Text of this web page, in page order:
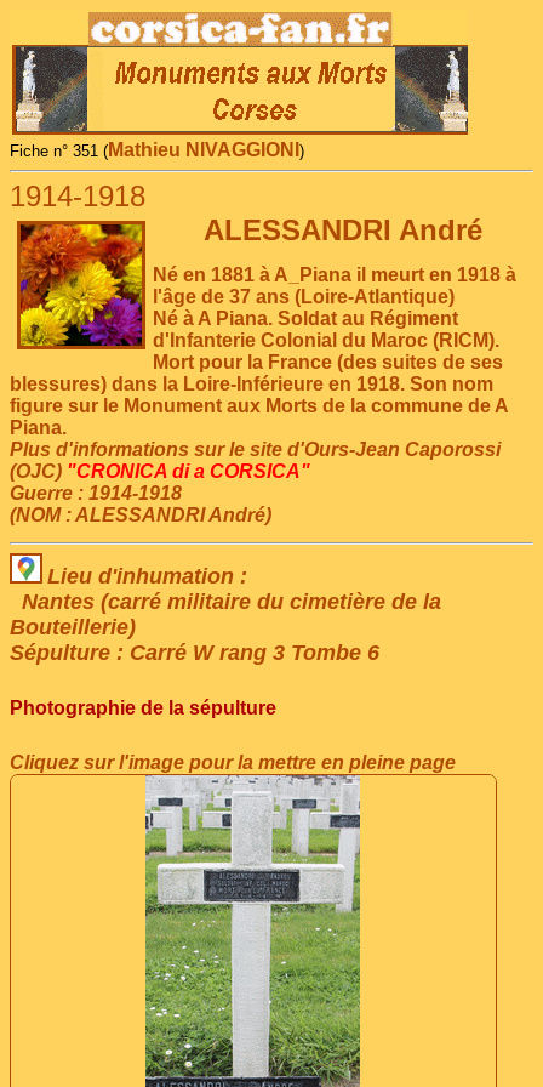
Fiche n° 351 ( Mathieu NIVAGGIONI )
1914-1918
ALESSANDRI André
Né en 1881 à A_Piana il meurt en 1918 à
l'âge de 37 ans (Loire-Atlantique)
Né à A Piana. Soldat au Régiment
d'Infanterie Colonial du Maroc (RICM).
Mort pour la France (des suites de ses
blessures) dans la Loire-Inférieure en 1918. Son nom
figure sur le Monument aux Morts de la commune de A
Piana.
Plus d'informations sur le site d'Ours-Jean Caporossi
(OJC) "CRONICA di a CORSICA"
Guerre : 1914-1918
(NOM : ALESSANDRI André)
Lieu d'inhumation :
Nantes (carré militaire du cimetière de la
Bouteillerie)
Sépulture : Carré W rang 3 Tombe 6
Photographie de la sépulture
Cliquez sur l'image pour la mettre en pleine page